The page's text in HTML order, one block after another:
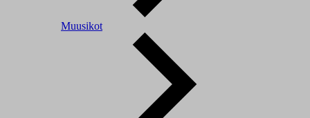
Muusikot